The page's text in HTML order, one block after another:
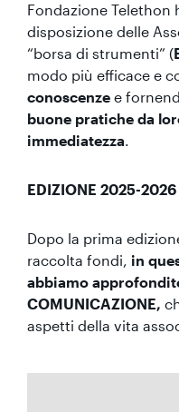
Fondazione Telethon
disposizione delle
“borsa di strumenti” (
modo più efficace e
conoscenze e
buone pratiche da
immediatezza.
EDIZIONE 2025-2026
Dopo la prima
raccolta fondi, in
abbiamo
COMUNICAZIONE,
aspetti della vita